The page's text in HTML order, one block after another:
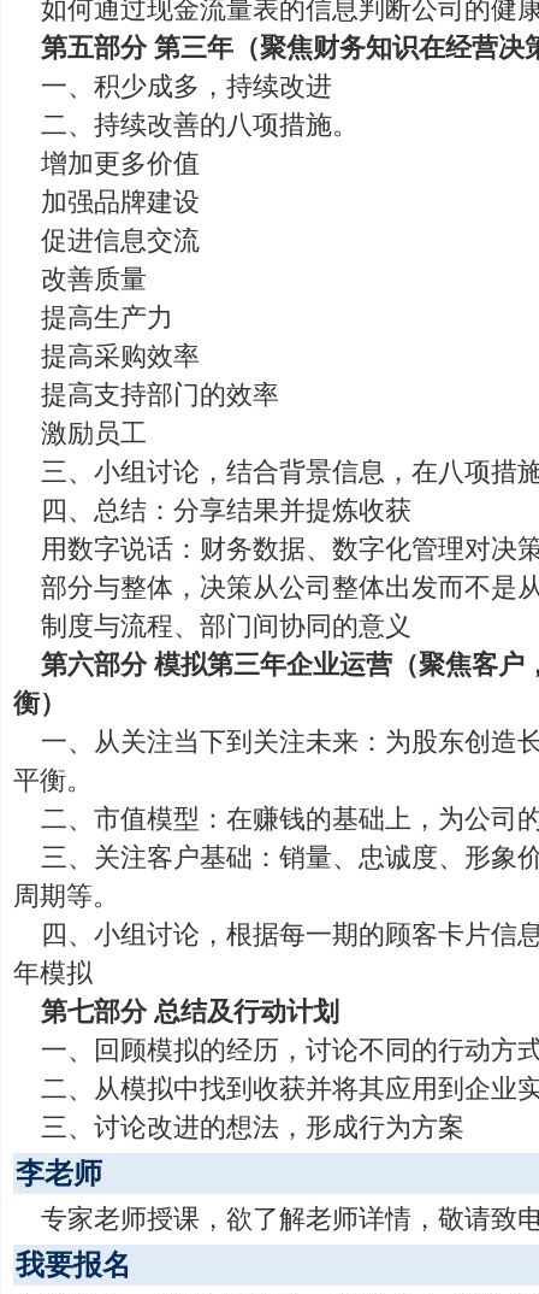
如何通过现金流量表的信息判断公司的健
第五部分 第三年（聚焦财务知识在经营决
一、积少成多，持续改进
二、持续改善的八项措施。
增加更多价值
加强品牌建设
促进信息交流
改善质量
提高生产力
提高采购效率
提高支持部门的效率
激励员工
三、小组讨论，结合背景信息，在八项措
四、总结：分享结果并提炼收获
用数字说话：财务数据、数字化管理对决
部分与整体，决策从公司整体出发而不是
制度与流程、部门间协同的意义
第六部分 模拟第三年企业运营（聚焦客户
衡）
一、从关注当下到关注未来：为股东创造
平衡。
二、市值模型：在赚钱的基础上，为公司
三、关注客户基础：销量、忠诚度、形象
周期等。
四、小组讨论，根据每一期的顾客卡片信
年模拟
第七部分 总结及行动计划
一、回顾模拟的经历，讨论不同的行动方
二、从模拟中找到收获并将其应用到企业
三、讨论改进的想法，形成行为方案
李老师
专家老师授课，欲了解老师详情，敬请致
我要报名